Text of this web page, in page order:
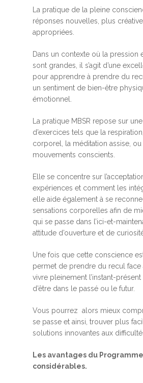
La pratique de la pleine
réponses nouvelles, plus
appropriées.
Dans un contexte où la pression
sont grandes, il s’agit d’une
pour apprendre à prendre du
un sentiment de bien-être
émotionnel.
La pratique MBSR repose sur
d’exercices tels que la
corporel, la méditation assise, ou
mouvements conscients.
Elle se concentre sur
expériences et comment les
elle aide également à se
sensations corporelles afin de
qui se passe dans l’ici-et-
attitude d’ouverture et de
Une fois que cette conscience
permet de prendre du recul face
vivre pleinement l’instant-
d’être dans le passé ou le futur.
Vous pourrez alors mieux
se passe et ainsi, trouver plus
solutions innovantes aux
Les avantages du Programme
considérables.